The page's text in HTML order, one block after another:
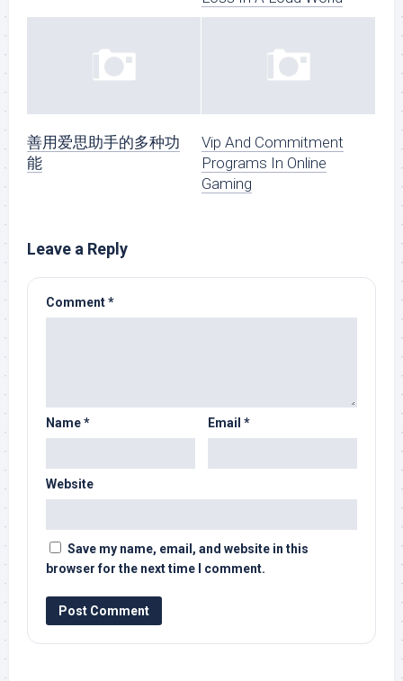
善用爱思助手的多种功
能
Vip And Commitment
Programs In Online
Gaming
Leave a Reply
Comment*
Name* Email *
Website
Save my name, email, and website in this
browser for the next time I comment.